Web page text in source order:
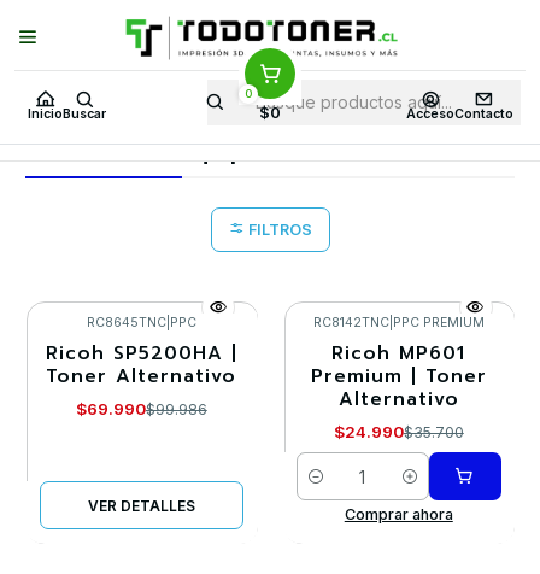
Inicio Buscar
0
$0 AccesoContacto
Puedes Elegir: Comprar enTienda· Despachoa Todo Chile · Retiro en
Tienda en24 Horas
Inicio Toner y tambor Toner Alternativo RICOH Equipos RICOH
Equipos RICOH
FILTROS
-30%
RC8645TNC| PPC
Ricoh SP5200HA |
Toner Alternativo
$69.990$99.986
VER DETALLES
-30%
RC8142TNC| PPC PREMIUM
Ricoh MP601
Premium | Toner
Alternativo
$24.990$35.700
Cantidad
Comprar ahora